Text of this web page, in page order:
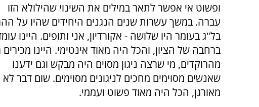
ופשוט אי אפשר לתאר במילים את השינוי שהילולא הזו
עברה. במשך עשרות שנים הנגנים היחידים שהיו על
בל"ג בעומר היו שלושה - אקורדיון, אני ותופים. היינו
ברחבה של הציון, והכל היה מאוד אינטימי. היינו מכירים
מהרוקדים, מי שרצה ניגון מסוים היה מבקש וגם ידענו
שאנשים מסוימים מחכים לניגונים מסוימים. שום דבר
מאורגן, הכל היה מאוד פשוט ועממי.